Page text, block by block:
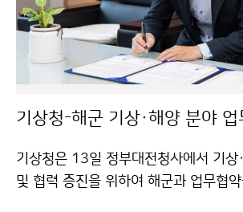
기상청은 13일 정부대전청사에서 기상
및 협력 증진을 위하여 해군과 업무협